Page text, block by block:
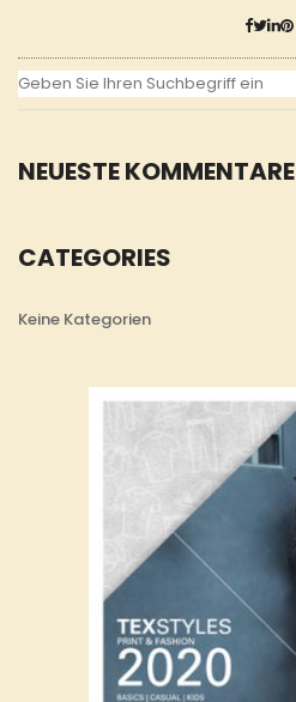
NEUESTE KOMMENTARE
CATEGORIES
Keine Kategorien